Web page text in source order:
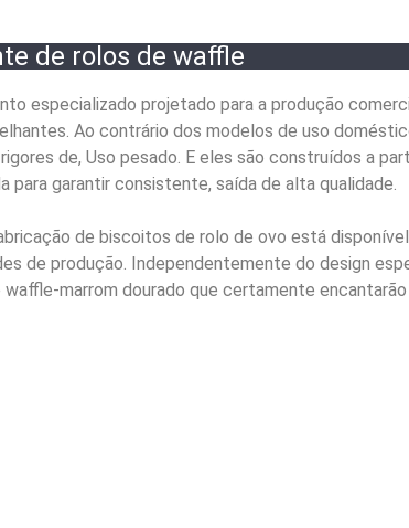
de rolos de waffle
especializado projetado para a produção
Ao contrário dos modelos de uso
de, Uso pesado. E eles são construídos a
para garantir consistente, saída de alta qualidade.
de biscoitos de rolo de ovo está
de produção. Independentemente do design
marrom dourado que certamente